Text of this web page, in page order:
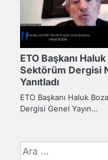
ETO Başkanı
Sektörüm Dergisi
Yanıtladı
ETO Başkanı Haluk
Dergisi Genel Yayın…
Arama: